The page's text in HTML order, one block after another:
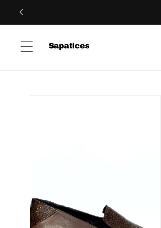
para o
conteúdo